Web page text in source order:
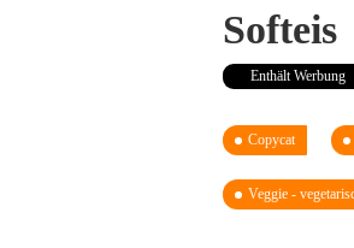
Softeis
Enthält Werbung
Copycat
Veggie -